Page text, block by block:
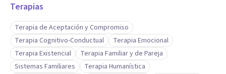
Terapias
Terapia de Aceptación y Compromiso
Terapia Cognitivo-Conductual
Terapia Emocional
Terapia Existencial
Terapia Familiar y de Pareja
Sistemas Familiares
Terapia Humanística